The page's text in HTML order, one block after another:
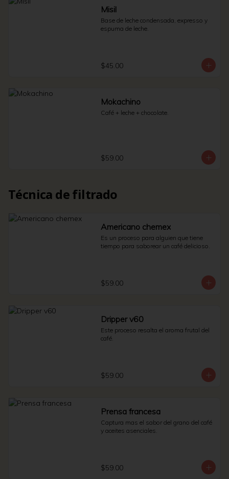
Misil
Base de leche condensada, expresso y
espuma de leche.
$45.00
Mokachino
Café + leche + chocolate.
$59.00
Técnica de filtrado
Americano chemex
Es un proceso para alguien que tiene
tiempo para saborear un café delicioso.
$59.00
Dripper v60
Este proceso resalta el aroma frutal del
café.
$59.00
Prensa francesa
Captura mas el sabor del grano del café
y aceites asenciales.
$59.00